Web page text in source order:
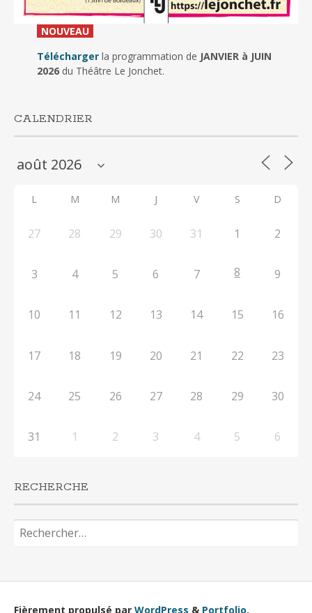
NOUVEAU_
Télécharger la programmation de JANVIER à JUIN
2026du Théâtre Le Jonchet.
CALENDRIER
L M M J V S D
27 28 29 30 31 1 2
3 4 5 6 7 8 9
10 11 12 13 14 15 16
17 18 19 20 21 22 23
24 25 26 27 28 29 30
31 1 2 3 4 5 6
RECHERCHE
Fièrement propulsé par WordPress & Portfolio.